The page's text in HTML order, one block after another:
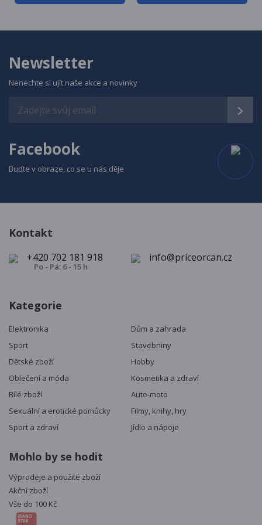
Newsletter
Nenechte si ujít naše akce a novinky
Facebook
Buďte v obraze, co se u nás děje
Kontakt
+420 702 181 918
Po - Pá: 6 - 15 h
info@priceorcan.cz
Kategorie
Elektronika
Dům a zahrada
Sport
Stavebniny
Dětské zboží
Hobby
Oblečení a móda
Kosmetika a zdraví
Bílé zboží
Auto-moto
Sexuální a erotické pomůcky
Filmy, knihy, hry
Sport a zdraví
Jídlo a nápoje
Mohlo by se hodit
Výprodeje a použité zboží
Akční zboží
Vše do 100 Kč